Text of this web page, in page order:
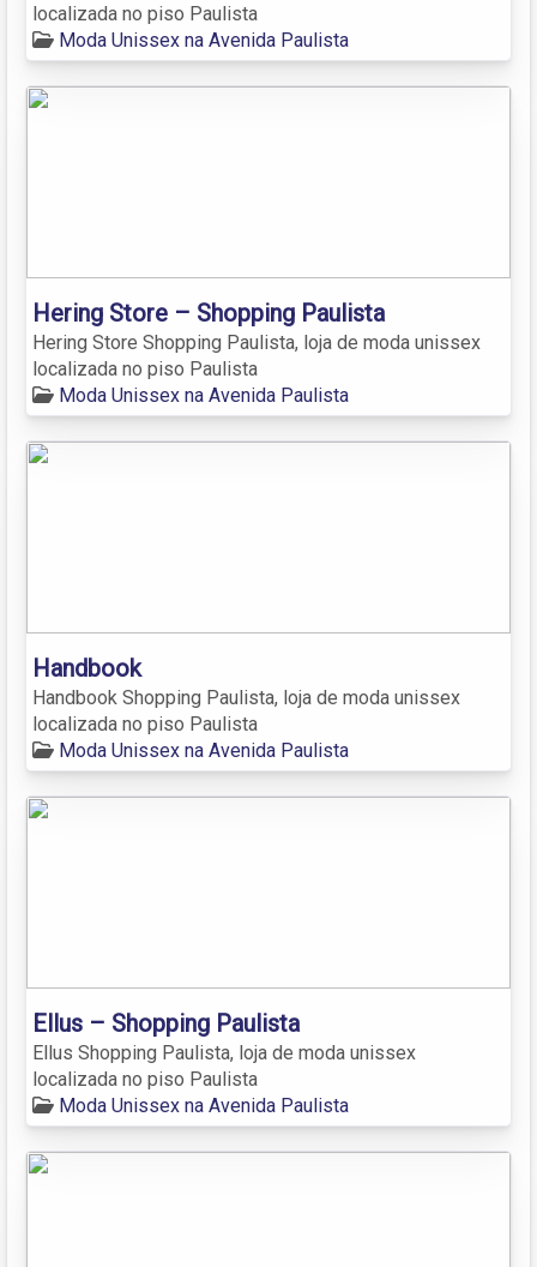
localizada no piso Paulista
Moda Unissex na Avenida Paulista
Hering Store – Shopping Paulista
Hering Store Shopping Paulista, loja de moda unissex
localizada no piso Paulista
Moda Unissex na Avenida Paulista
Handbook
Handbook Shopping Paulista, loja de moda unissex
localizada no piso Paulista
Moda Unissex na Avenida Paulista
Ellus – Shopping Paulista
Ellus Shopping Paulista, loja de moda unissex
localizada no piso Paulista
Moda Unissex na Avenida Paulista